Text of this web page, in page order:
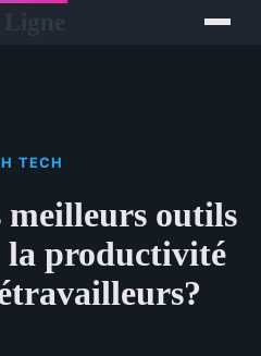
TECH
meilleurs outils
la productivité